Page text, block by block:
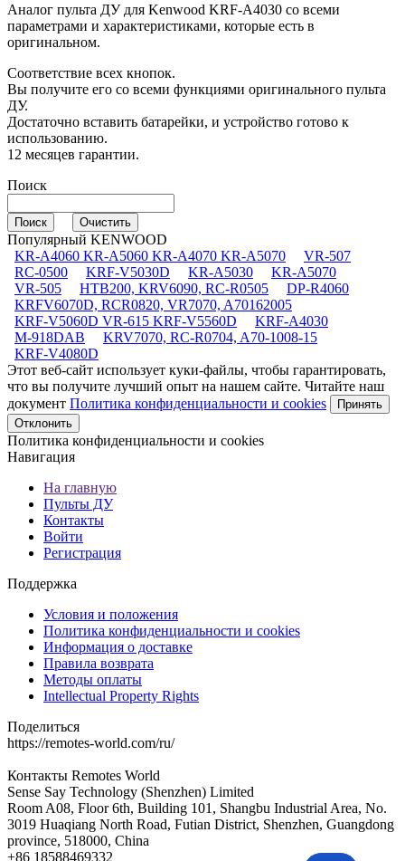
Аналог пульта ДУ для Kenwood KRF-A4030 со всеми
параметрами и характеристиками, которые есть в
оригинальном.
Соответствие всех кнопок.
Вы получите его со всеми функциями оригинального пульта
ДУ.
Достаточно вставить батарейки, и устройство готово к
использованию.
12 месяцев гарантии.
Поиск
Популярный KENWOOD
KR-A4060 KR-A5060 KR-A4070 KR-A5070
VR-507
RC-0500
KRF-V5030D KR-A5030
KR-A5070
VR-505
HTB200, KRV6090, RC-R0505
DP-R4060
KRFV6070D, RCR0820, VR7070, A70162005
KRF-V5060D VR-615 KRF-V5560D
KRF-A4030
M-918DAB
KRV7070, RC-R0704, A70-1008-15
KRF-V4080D
Этот веб-сайт использует куки-файлы, чтобы гарантировать,
что вы получите лучший опыт на нашем сайте. Читайте наш
документ Политика конфиденциальности и cookies
Принять
Отклонить
Политика конфиденциальности и cookies
Навигация
На главную
Пульты ДУ
Контакты
Войти
Регистрация
Поддержка
Условия и положения
Политика конфиденциальности и cookies
Информация о доставке
Правила возврата
Методы оплаты
Intellectual Property Rights
Поделиться
https://remotes-world.com/ru/
Контакты Remotes World
Sense Say Technology (Shenzhen) Limited
Room A08, Floor 6th, Building 101, Shangbu Industrial Area, No.
3019 Huaqiang North Road, Futian District, Shenzhen, Guangdong
province, 518000, China
+86 18588469332